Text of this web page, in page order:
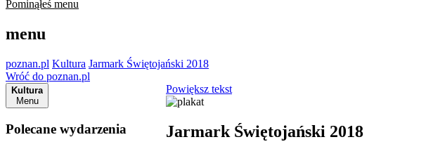
Pominąłeś menu
menu
poznan.pl Kultura Jarmark Świętojański 2018
Wróć do poznan.pl
Kultura
Menu
Polecane wydarzenia
Powiększ tekst
Jarmark Świętojański 2018